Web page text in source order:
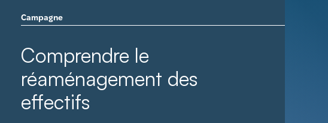
Campagne
Comprendre le
réaménagement des
effectifs